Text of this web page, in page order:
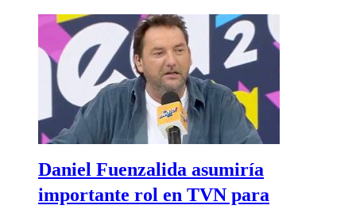
Daniel Fuenzalida asumiría
importante rol en TVN para